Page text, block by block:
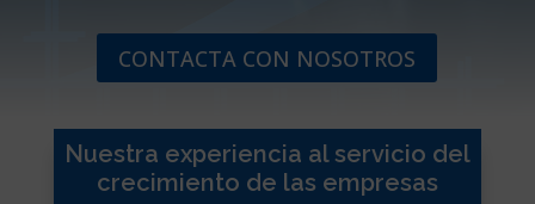
CONTACTA CON NOSOTROS
Nuestra experiencia al servicio del
crecimiento de las empresas